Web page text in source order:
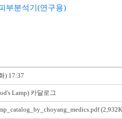
부분석기(연구용)
) 17:37
Lamp) 카달로그